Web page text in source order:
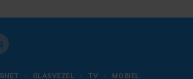
naar de toekomst. De zon zal
opgaan, iedere dag weer.
GLASVEZEL TV MOBIEL